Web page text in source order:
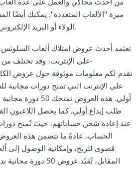
ميزة "الألعاب المتعددة". يمكنك أيضًا
الولاء أو البريد الإلكتروني، وفقًا لشروط كل كازينو.
تعتمد أحدث عروض امتلاك ألعاب
على الإنترنت التي تمنح دورات مجانية
أولي. هذه العروض
طلب إيداع أولي. كما يحصل اللاعبون
عند إعادة شحن حساباتهم، حيث تُمنح
الحساب. عادةً ما تتضمن هذه
قصوى للربح، وإمكانية الوصول
المقابل، تُقيّد عروض